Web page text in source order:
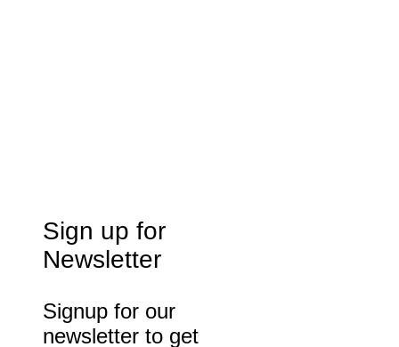
Sign up for
Newsletter
Signup for our
newsletter to get